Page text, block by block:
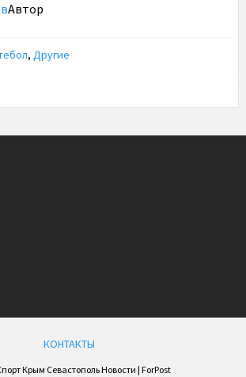
Автор
, Другие
КОНТАКТЫ
Крым Севастополь Новости | ForPost